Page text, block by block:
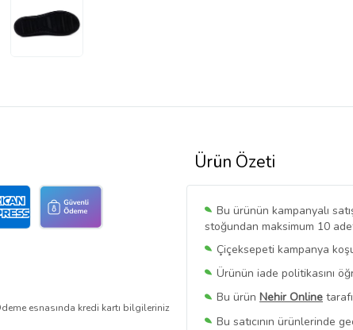
Ürün Özeti
Bu ürünün kampanyalı
stoğundan maksimum 10
Çiçeksepeti kampanya
Ürünün iade politikasını
Bu ürün Nehir Online
Bu satıcının ürünlerinde
esnasında kredi kartı bilgileriniz